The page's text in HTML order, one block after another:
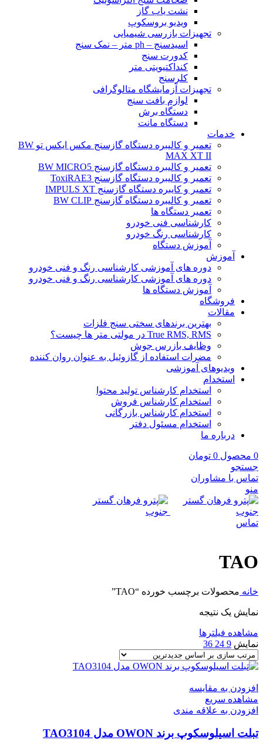
نشت یاب گاز
ویدیو بروسکوپ
تجهیزات بازرسی شیمیایی
اسیدسنج – ph متر – نمک سنج
کدورت سنج
کنداکتیویتی متر
کلرسنج
تجهیزات آزمایشگاه متالوگرافی
لوازم بافت سنج
دستگاه برش
دستگاه مانت
خدمات
تعمیر و کالیبره دستگاه گازسنج مکس ایکس تو BW
MAX XT II
تعمیر و کالیبره دستگاه گازسنج BW MICRO5
تعمیر و کالیبره دستگاه گازسنج ToxiRAE3
تعمیر و کایبره دستگاه گازسنج IMPULS XT
تعمیر و کالیبره دستگاه گازسنج BW CLIP
تعمیر دستگاه ها
کارشناسی فنی خودرو
کارشناسی رنگ خودرو
آموزش دستگاه
آموزش
دوره های آموزشی کارشناسی رنگ و فنی خودرو
دوره های آموزشی کارشناسی رنگ و فنی خودرو
آموزش دستگاه ها
فروشگاه
مقالات
بهترین برندهای سختی سنج فلزات
True RMS, RMS در مولتی متر ها چیست؟
وظایف بازرس جوش
مضرات استفاده از گازوئیل به عنوان روان کننده
ویدیوهای آموزشی
استخدام
استخدام کارشناس تولید محتوا
استخدام کارشناس فروش
استخدام کارشناس بازرگانی
استخدام مسئول دفتر
درباره ما
0 محصول 0 تومان
جستجو
تماس با مشاوران
منو
تماس
TAO
خانه محصولات برچسب خورده “TAO”
نمایش یک نتیجه
مشاهده فیلترها
نمایش 9
24
36
افزودن به مقایسه
مشاهده سریع
افزودن به علاقه مندی
تبلت اسیلوسکوپ برند OWON مدل TAO3104